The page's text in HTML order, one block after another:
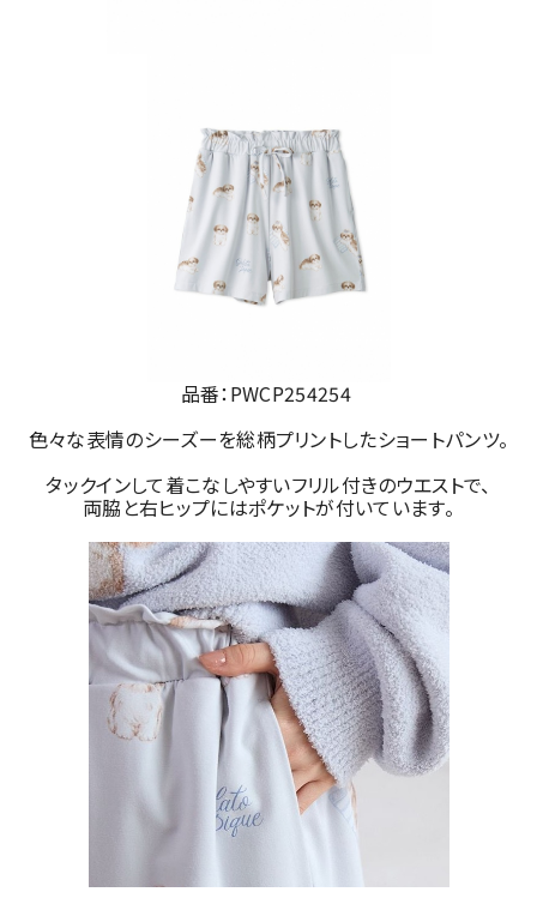
品番：PWCP254254
色々な表情のシーズーを総柄プリントしたショートパンツ。
タックインして着こなしやすいフリル付きのウエストで、
両脇と右ヒップにはポケットが付いています。